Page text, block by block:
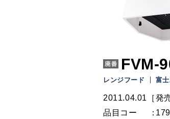
FVM-
レンジフード 富
2011.04.01［発
品目コー